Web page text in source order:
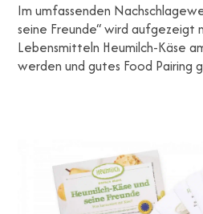
Im umfassenden
seine Freunde“ wird aufgezeigt
Lebensmitteln Heumilch-Käse
werden und gutes Food Pairing